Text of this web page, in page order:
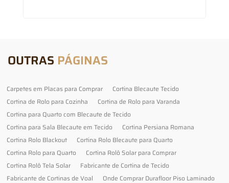
OUTRAS PÁGINAS
Carpetes em Placas para Comprar
Cortina Blecaute Tecido
Cortina de Rolo para Cozinha
Cortina de Rolo para Varanda
Cortina para Quarto com Blecaute de Tecido
Cortina para Sala Blecaute em Tecido
Cortina Persiana Romana
Cortina Rolo Blackout
Cortina Rolo Blecaute para Quarto
Cortina Rolo para Quarto
Cortina Rolô Solar para Comprar
Cortina Rolô Tela Solar
Fabricante de Cortina de Tecido
Fabricante de Cortinas de Voal
Onde Comprar Durafloor Piso Laminado